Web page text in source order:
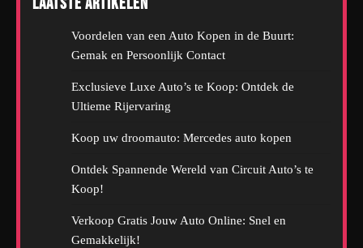
Voordelen van een Auto Kopen in de Buurt:
Gemak en Persoonlijk Contact
Exclusieve Luxe Auto’s te Koop: Ontdek de
Ultieme Rijervaring
Koop uw droomauto: Mercedes auto kopen
Ontdek Spannende Wereld van Circuit Auto’s te
Koop!
Verkoop Gratis Jouw Auto Online: Snel en
Gemakkelijk!